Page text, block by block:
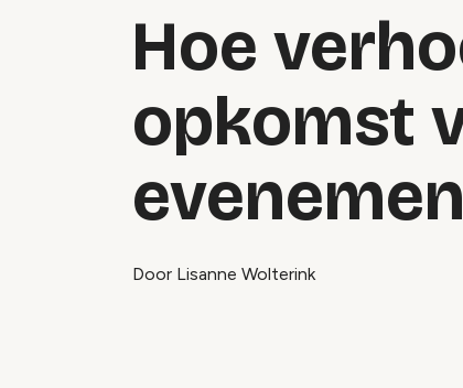
Hoe
opkomst
Door Lisanne Wolterink